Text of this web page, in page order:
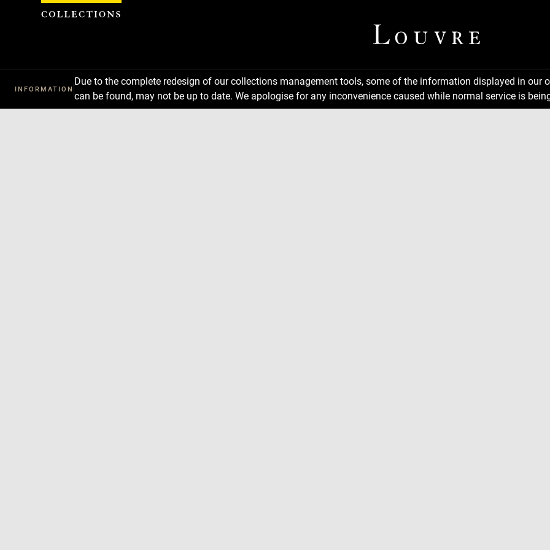
INFORMATION
Due to the complete redesign of our collections management tools, some of the information displayed in
can be found, may not be up to date. We apologise for any inconvenience caused while normal service is
Cookies management panel